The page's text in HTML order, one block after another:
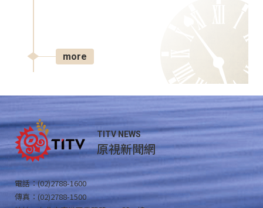
more
TITV NEWS
原視新聞網
電話：(02)2788-1600
傳真：(02)2788-1500